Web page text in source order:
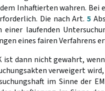
Inhaftierten wahren. Bei
Die nach Art.5
einer laufenden
eines fairen Verfahrens
ist dann nicht gewahrt,
verweigert
im Sinne der